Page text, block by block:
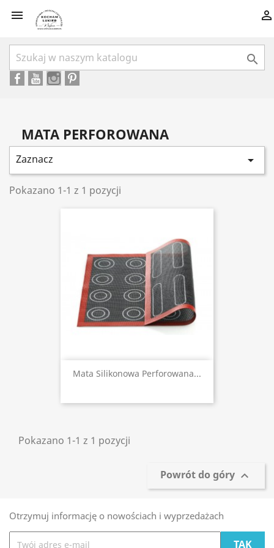
 

MATA PERFOROWANA
Zaznacz 
Pokazano 1-1 z 1 pozycji
Mata Silikonowa Perforowana...
Pokazano 1-1 z 1 pozycji
Powrót do góry 
Otrzymuj informację o nowościach i wyprzedażach